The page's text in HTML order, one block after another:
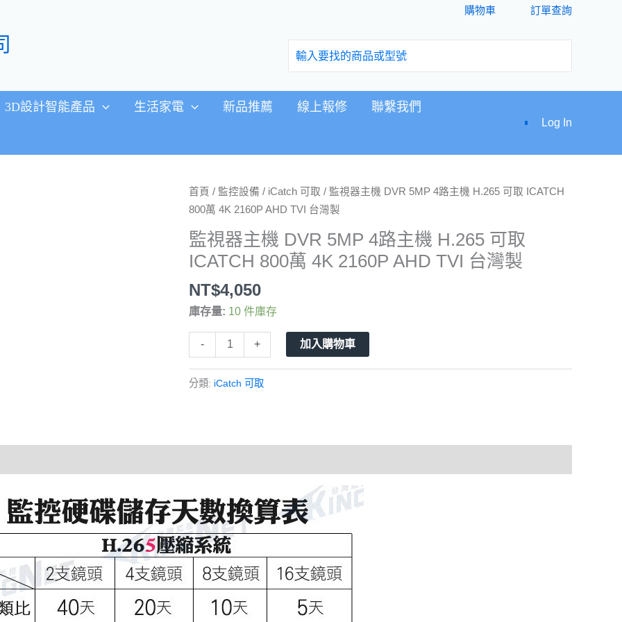
購物車 訂單查詢
搜
3D設計智能產品 生活家電 新品推薦 線上報修 聯繫我們
Log In
首頁 / 監控設備 / iCatch 可取 / 監視器主機 DVR 5MP 4路主機 H.265 可取 ICATCH
800萬 4K 2160P AHD TVI 台灣製
監視器主機 DVR 5MP 4路主機 H.265 可取
ICATCH 800萬 4K 2160P AHD TVI 台灣製
NT$4,050
庫存量: 10 件庫存
-
監
視
主
機
5MP
4
路
機
H.265
ICATCH
4K
2160P
AHD
TVI
灣
+ 加入購物車
分類: iCatch 可取